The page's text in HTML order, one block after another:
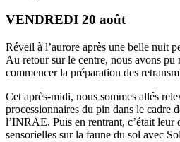
VENDREDI 20 août
Réveil à l’aurore après une belle nuit
Au retour sur le centre, nous avons pu
commencer la préparation des
Cet après-midi, nous sommes allés
processionnaires du pin dans le cadre
l’INRAE. Puis en rentrant, c’était leur
sensorielles sur la faune du sol avec